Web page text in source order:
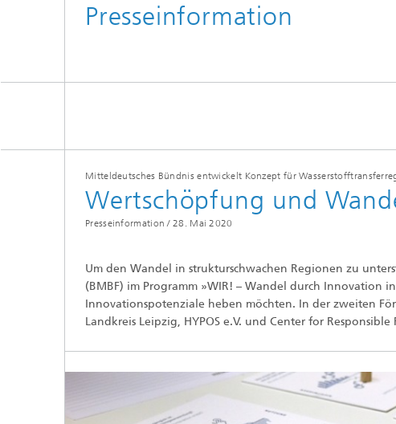
Presseinformation
Mitteldeutsches Bündnis entwickelt Konzept für
Wertschöpfung und
Presseinformation / 28. Mai 2020
Um den Wandel in strukturschwachen Regionen zu
(BMBF) im Programm »WIR! – Wandel durch Innovation
Innovationspotenziale heben möchten. In der zweiten
Landkreis Leipzig, HYPOS e.V. und Center for